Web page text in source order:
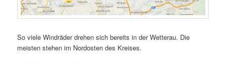
So viele Windräder drehen sich bereits in der Wetterau. Die
meisten stehen im Nordosten des Kreises.